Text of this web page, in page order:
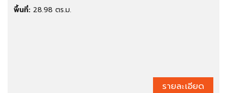
พื้นที่: 28.98 ตร.ม.
รายละเอียด